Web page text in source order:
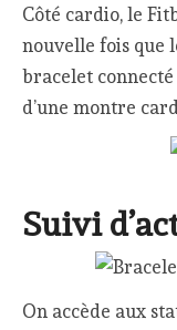
Côté cardio, le
nouvelle fois que
bracelet
d’une montre
Suivi
On accède aux